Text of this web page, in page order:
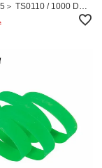
＞ TS0110 / 1000 DC-
ノーボード スノーボ